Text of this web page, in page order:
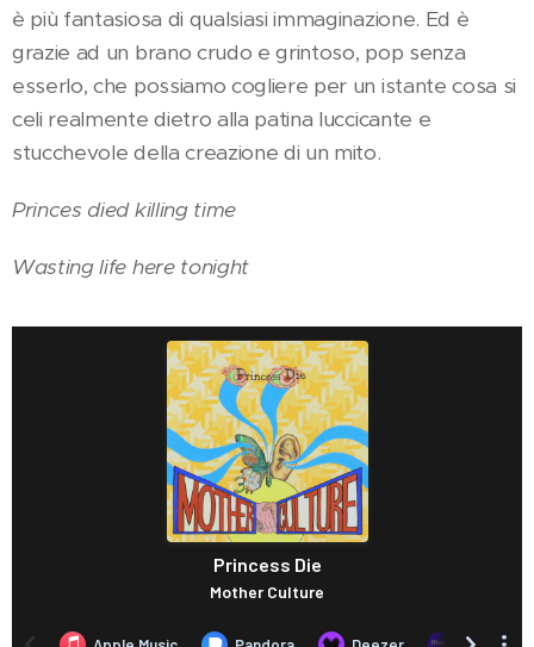
è più fantasiosa di qualsiasi immaginazione. Ed è
grazie ad un brano crudo e grintoso, pop senza
esserlo, che possiamo cogliere per un istante cosa si
celi realmente dietro alla patina luccicante e
stucchevole della creazione di un mito.
Princes died killing time
Wasting life here tonight